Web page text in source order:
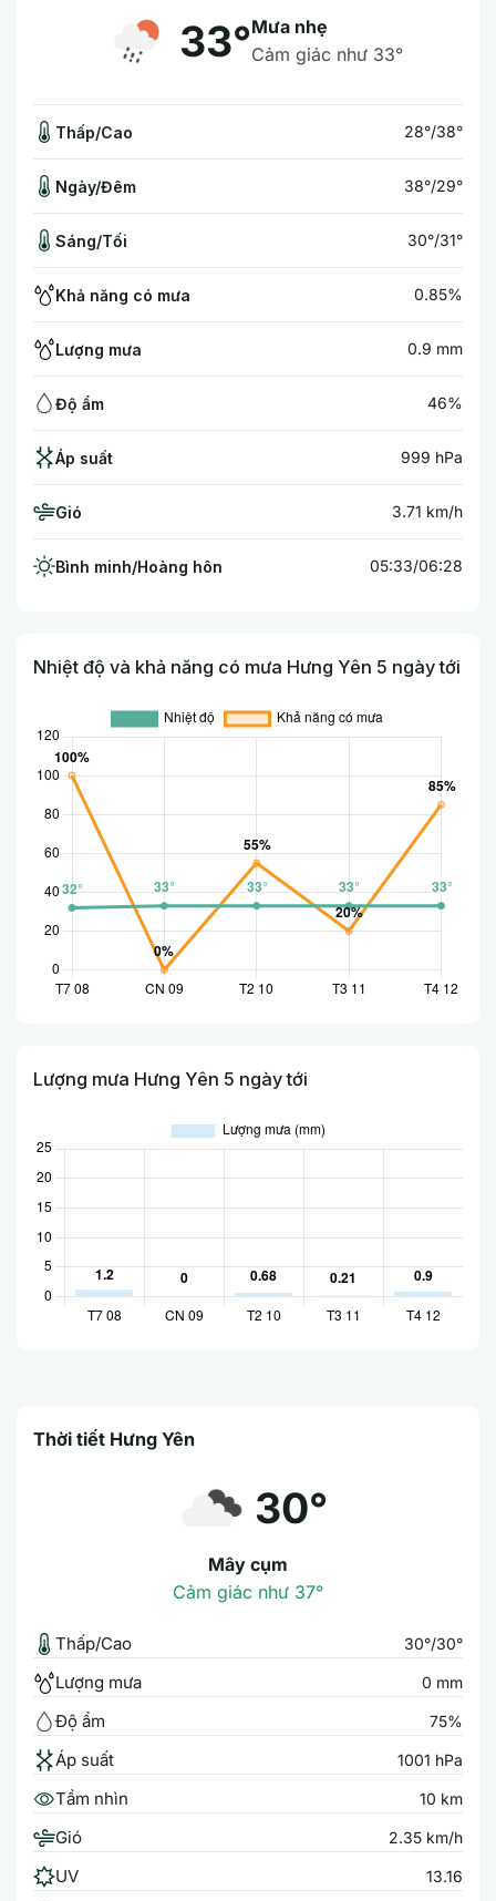
33°Mưa nhẹ
Cảm giác như 33°
Thấp/Cao 28°/38°
Ngày/Đêm 38°/29°
Sáng/Tối 30°/31°
Khả năng có mưa 0.85%
Lượng mưa 0.9 mm
Độ ẩm 46%
Áp suất 999 hPa
Gió 3.71 km/h
Bình minh/Hoàng hôn 05:33/06:28
Nhiệt độ và khả năng có mưa Hưng Yên 5 ngày tới
Lượng mưa Hưng Yên 5 ngày tới
Thời tiết Hưng Yên
30°
Mây cụm
Cảm giác như 37°
Thấp/Cao 30°/30°
Lượng mưa 0 mm
Độ ẩm 75%
Áp suất 1001 hPa
Tầm nhìn 10 km
Gió 2.35 km/h
UV 13.16